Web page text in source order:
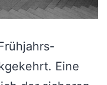
Eine